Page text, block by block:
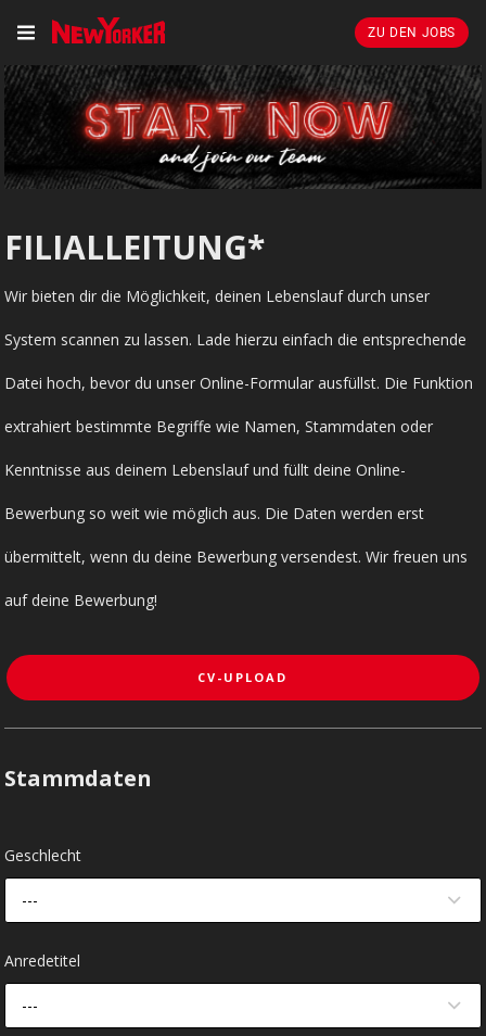
ZU DEN JOBS
FILIALLEITUNG*
Wir bieten dir die Möglichkeit, deinen Lebenslauf durch unser
System scannen zu lassen. Lade hierzu einfach die entsprechende
Datei hoch, bevor du unser Online-Formular ausfüllst. Die Funktion
extrahiert bestimmte Begriffe wie Namen, Stammdaten oder
Kenntnisse aus deinem Lebenslauf und füllt deine Online-
Bewerbung so weit wie möglich aus. Die Daten werden erst
übermittelt, wenn du deine Bewerbung versendest. Wir freuen uns
auf deine Bewerbung!
CV-UPLOAD
Stammdaten
Geschlecht
---
Anredetitel
---